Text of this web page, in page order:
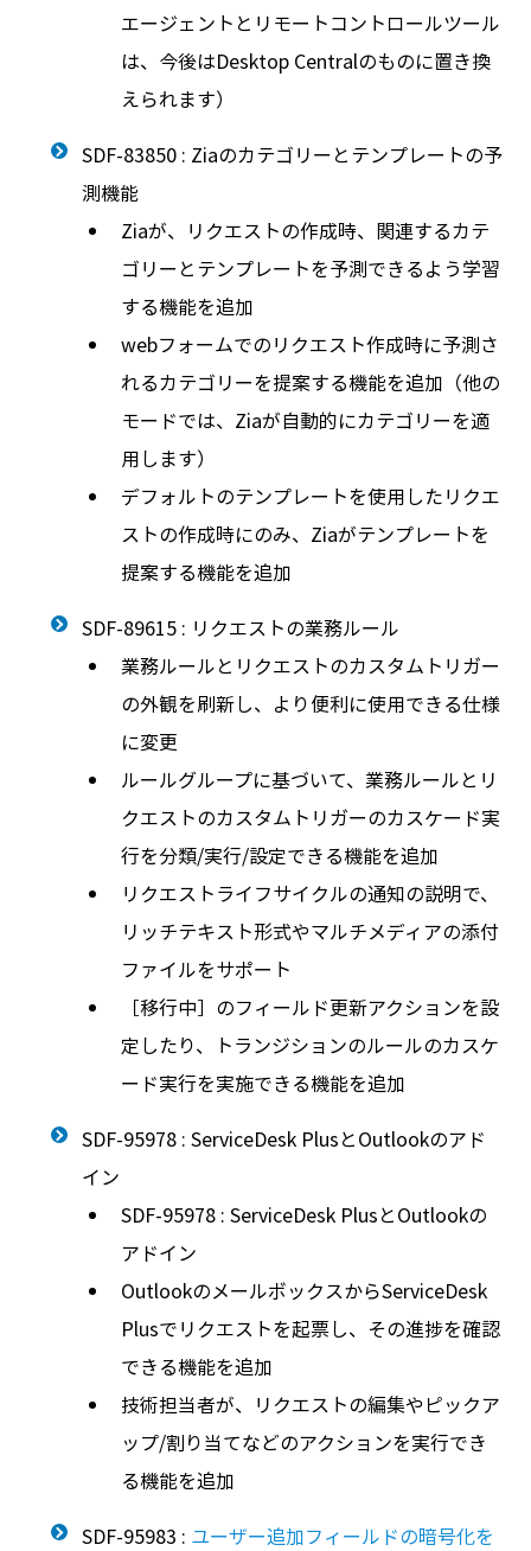
エージェントとリモートコントロールツール
は、今後はDesktop Centralのものに置き換
えられます）
SDF-83850 : Ziaのカテゴリーとテンプレートの予
測機能
Ziaが、リクエストの作成時、関連するカテ
ゴリーとテンプレートを予測できるよう学習
する機能を追加
webフォームでのリクエスト作成時に予測さ
れるカテゴリーを提案する機能を追加（他の
モードでは、Ziaが自動的にカテゴリーを適
用します）
デフォルトのテンプレートを使用したリクエ
ストの作成時にのみ、Ziaがテンプレートを
提案する機能を追加
SDF-89615 : リクエストの業務ルール
業務ルールとリクエストのカスタムトリガー
の外観を刷新し、より便利に使用できる仕様
に変更
ルールグループに基づいて、業務ルールとリ
クエストのカスタムトリガーのカスケード実
行を分類/実行/設定できる機能を追加
リクエストライフサイクルの通知の説明で、
リッチテキスト形式やマルチメディアの添付
ファイルをサポート
［移行中］のフィールド更新アクションを設
定したり、トランジションのルールのカスケ
ード実行を実施できる機能を追加
SDF-95978 : ServiceDesk PlusとOutlookのアド
イン
SDF-95978 : ServiceDesk PlusとOutlookの
アドイン
OutlookのメールボックスからServiceDesk
Plusでリクエストを起票し、その進捗を確認
できる機能を追加
技術担当者が、リクエストの編集やピックア
ップ/割り当てなどのアクションを実行でき
る機能を追加
SDF-95983 : ユーザー追加フィールドの暗号化を